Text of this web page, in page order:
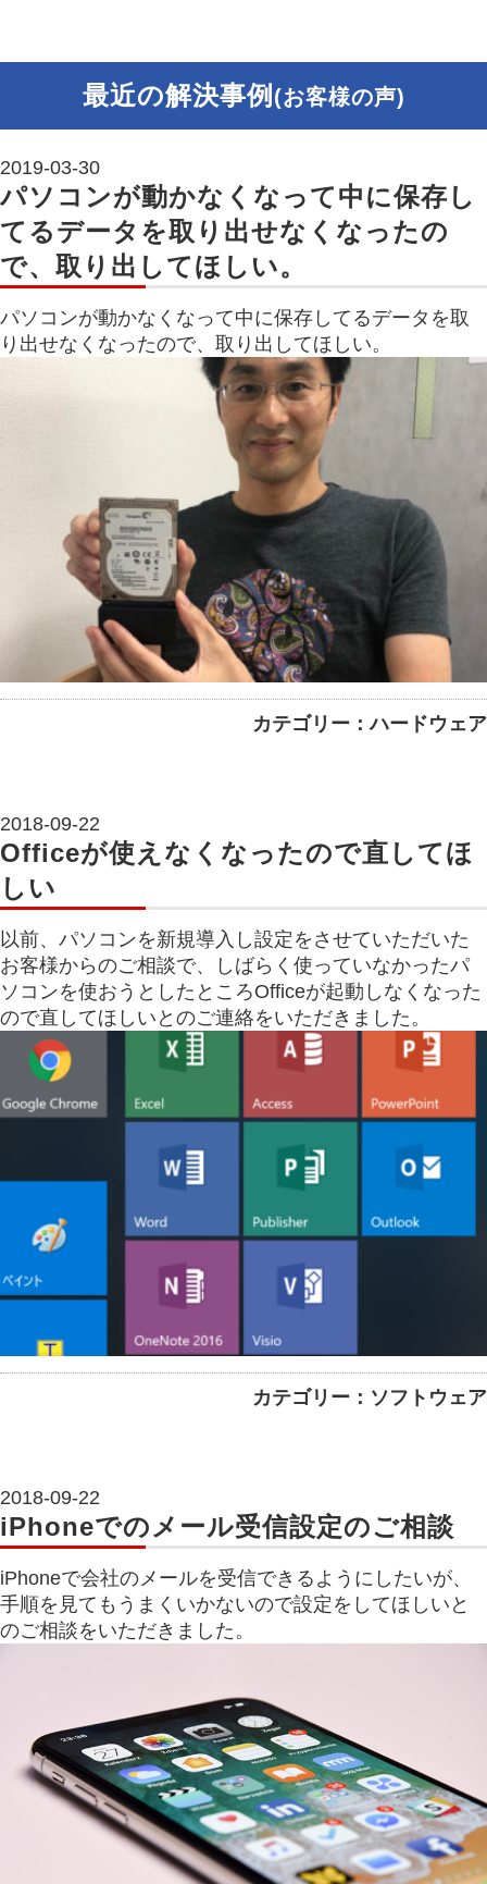
最近の解決事例 (お客様の声)
2019-03-30
パソコンが動かなくなって中に保存し
てるデータを取り出せなくなったの
で、取り出してほしい。
パソコンが動かなくなって中に保存してるデータを取
り出せなくなったので、取り出してほしい。
カテゴリー：ハードウェア
2018-09-22
Officeが使えなくなったので直してほ
しい
以前、パソコンを新規導入し設定をさせていただいた
お客様からのご相談で、しばらく使っていなかったパ
ソコンを使おうとしたところOfficeが起動しなくなった
ので直してほしいとのご連絡をいただきました。
カテゴリー：ソフトウェア
2018-09-22
iPhoneでのメール受信設定のご相談
iPhoneで会社のメールを受信できるようにしたいが、
手順を見てもうまくいかないので設定をしてほしいと
のご相談をいただきました。